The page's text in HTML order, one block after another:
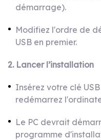
démarrage).
Modifiez l'ordre de
USB en premier.
2. Lancer l’installation
Insérez votre clé
redémarrez
Le PC devrait
programme